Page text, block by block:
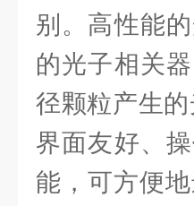
别。高性能
的光子相关
径颗粒产生
界面友好、
能，可方便